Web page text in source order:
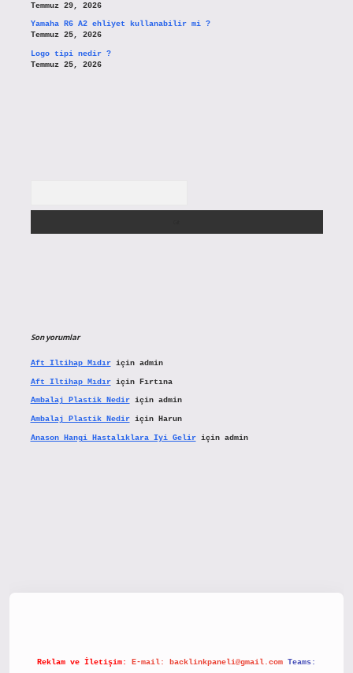
Temmuz 29, 2026
Yamaha R6 A2 ehliyet kullanabilir mi ?
Temmuz 25, 2026
Logo tipi nedir ?
Temmuz 25, 2026
Son yorumlar
Aft Iltihap Mıdıriçin admin
Aft Iltihap Mıdıriçin Fırtına
Ambalaj Plastik Nediriçin admin
Ambalaj Plastik Nediriçin Harun
Anason Hangi Hastalıklara Iyi Geliriçin admin
Reklam ve İletişim: E-mail: backlinkpaneli@gmail.com Teams: